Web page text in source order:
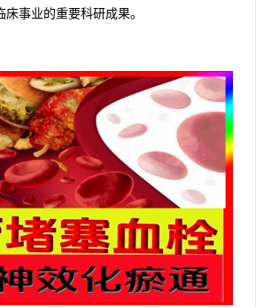
事业的重要科研成果。